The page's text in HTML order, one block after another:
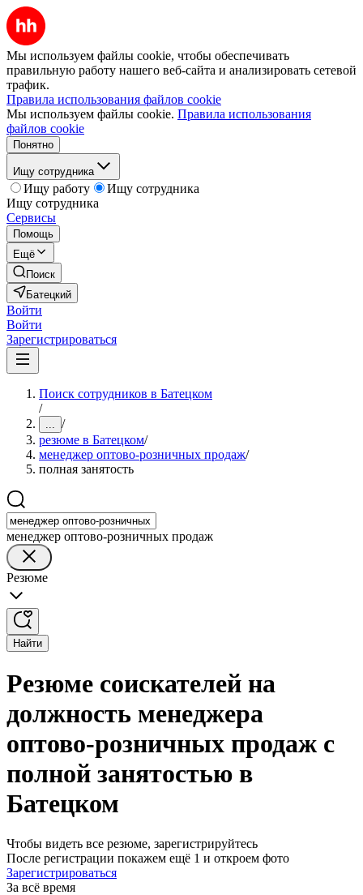
Мы используем файлы cookie, чтобы обеспечивать
правильную работу нашего веб-сайта и анализировать сетевой
трафик.
Правила использования файлов cookie
Мы используем файлы cookie. Правила использования
файлов cookie
Понятно
Ищу сотрудника
Ищу работу
Ищу сотрудника
Ищу сотрудника
Сервисы
Помощь
Ещё
Поиск
Батецкий
Войти
Войти
Зарегистрироваться
Поиск сотрудников в Батецком
/
... /
резюме в Батецком/
менеджер оптово-розничных продаж/
полная занятость
менеджер оптово-розничных продаж
Резюме
Найти
Резюме соискателей на
должность менеджера
оптово-розничных продаж с
полной занятостью в
Батецком
Чтобы видеть все резюме, зарегистрируйтесь
После регистрации покажем ещё 1 и откроем фото
Зарегистрироваться
За всё время